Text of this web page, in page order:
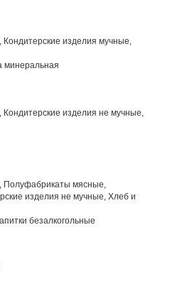
Кондитерские изделия мучные,
минеральная
Кондитерские изделия не мучные,
Полуфабрикаты мясные,
изделия не мучные, Хлеб и
безалкогольные